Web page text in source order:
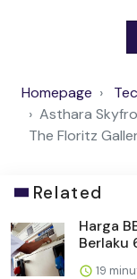
Homepage
Asthara
The Floritz
Related
Harga
Berlaku
19